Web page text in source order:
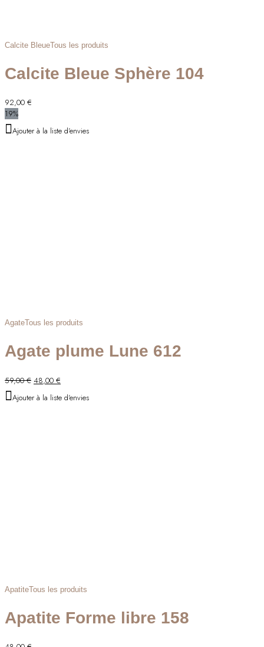
Calcite BleueTous les produits
Calcite Bleue Sphère 104
92,00 €
19%
Ajouter à la liste d'envies
AgateTous les produits
Agate plume Lune 612
59,00€ Le
initial
48,00 €
actuel
Ajouter à la liste d'envies
ApatiteTous les produits
Apatite Forme libre 158